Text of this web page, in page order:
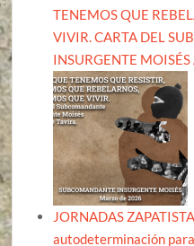
TENEMOS QUE
VIVIR. CARTA DEL
INSURGENTE
JORNADAS
autodeterminación